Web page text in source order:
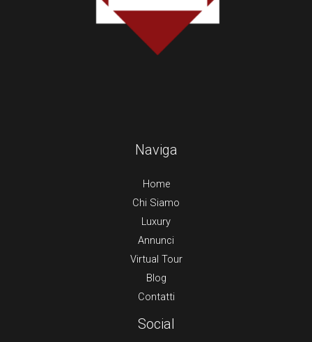
Naviga
Home
Chi Siamo
Luxury
Annunci
Virtual Tour
Blog
Contatti
Social